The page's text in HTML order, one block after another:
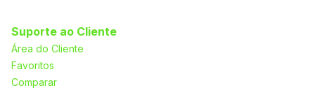
Suporte ao Cliente
Área do Cliente
Favoritos
Comparar